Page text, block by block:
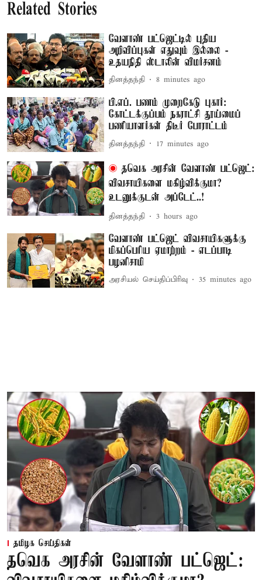
Related Stories
வேளாண் பட்ஜெட்டில் புதிய
அறிவிப்புகள் எதுவும் இல்லை -
உதயநிதி ஸ்டாலின் விமர்சனம்
தினத்தந்தி 8 minutes ago
பி.எப். பணம் முறைகேடு புகார்:
கோட்டக்குப்பம் நகராட்சி தூய்மைப்
பணியாளர்கள் திடீர் போராட்டம்
தினத்தந்தி 17 minutes ago
தவெக அரசின் வேளாண் பட்ஜெட்:
விவசாயிகளை மகிழ்விக்குமா?
உடனுக்குடன் அப்டேட்..!
தினத்தந்தி 3 hours ago
வேளாண் பட்ஜெட் விவசாயிகளுக்கு
மிகப்பெரிய ஏமாற்றம் - எடப்பாடி
பழனிசாமி
அரசியல் செய்திப்பிரிவு 35 minutes ago
தமிழக செய்திகள்
தவெக அரசின் வேளாண் பட்ஜெட்: